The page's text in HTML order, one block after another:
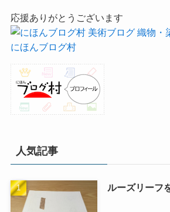
応援ありがとうございます
にほんブログ村
人気記事
ルーズリーフ